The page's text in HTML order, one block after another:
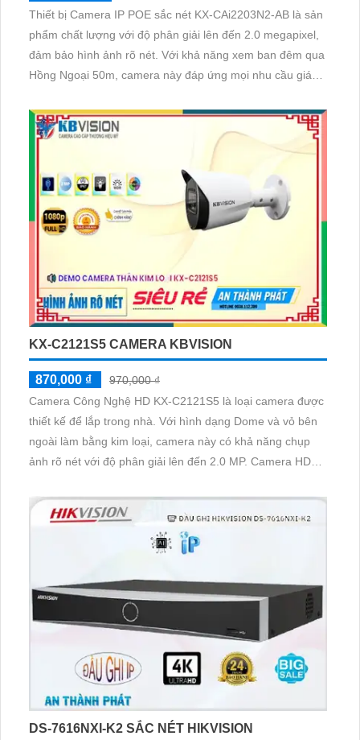
Thiết bị Camera IP POE sắc nét KX-CAi2203N2-AB là sản
phẩm chất lượng với độ phân giải lên đến 2.0 megapixel,
đảm bảo hình ảnh rõ nét. Với khả năng xem ban đêm qua
Hồng Ngoại 50m, camera này đáp ứng mọi nhu cầu giám
giữ chất lượng mà còn tiết kiệm điện năng
KX-C2121S5 CAMERA KBVISION
870,000 ₫
970,000 ₫
Camera Công Nghệ HD KX-C2121S5 là loại camera được
thiết kế để lắp trong nhà. Với hình dạng Dome và vỏ bên
ngoài làm bằng kim loại, camera này có khả năng chụp
ảnh rõ nét với độ phân giải lên đến 2.0 MP. Camera HD
và BCS, giúp đảm bảo tính ổn định và tương thích với
nhiều hệ thống khác nhau
DS-7616NXI-K2 SẮC NÉT HIKVISION